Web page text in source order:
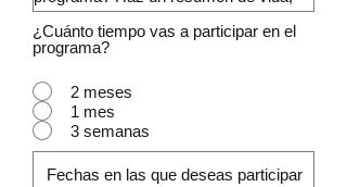
¿Cuánto tiempo vas a participar en el
programa?
2 meses
1 mes
3 semanas